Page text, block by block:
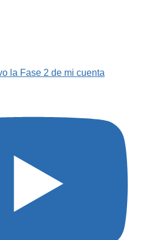
la Fase 2 de mi cuenta